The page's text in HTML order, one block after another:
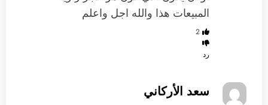
المبيعات هذا والله اجل واعلم
2
رد
سعد الأركاني